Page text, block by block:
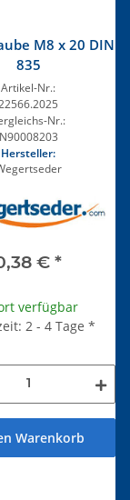
M8 x 20 DIN
835
Artikel-Nr.:
Nr.:
N90008203
Hersteller:
€ *
verfügbar
2 - 4 Tage *
Warenkorb